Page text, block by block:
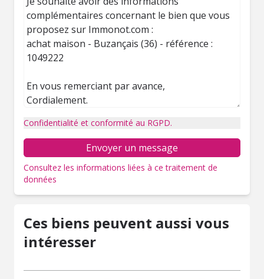
Confidentialité et conformité au RGPD.
Envoyer un message
Consultez les informations liées à ce traitement de
données
Ces biens peuvent aussi vous
intéresser